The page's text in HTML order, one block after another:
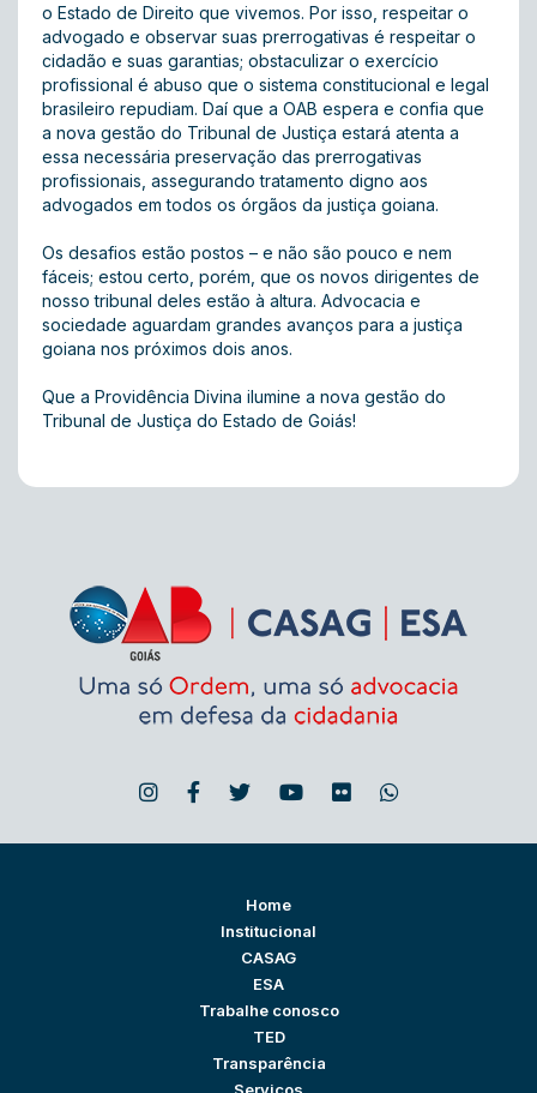
o Estado de Direito que vivemos. Por isso, respeitar o
advogado e observar suas prerrogativas é respeitar o
cidadão e suas garantias; obstaculizar o exercício
profissional é abuso que o sistema constitucional e legal
brasileiro repudiam. Daí que a OAB espera e confia que
a nova gestão do Tribunal de Justiça estará atenta a
essa necessária preservação das prerrogativas
profissionais, assegurando tratamento digno aos
advogados em todos os órgãos da justiça goiana.
Os desafios estão postos – e não são pouco e nem
fáceis; estou certo, porém, que os novos dirigentes de
nosso tribunal deles estão à altura. Advocacia e
sociedade aguardam grandes avanços para a justiça
goiana nos próximos dois anos.
Que a Providência Divina ilumine a nova gestão do
Tribunal de Justiça do Estado de Goiás!
Home
Institucional
CASAG
ESA
Trabalhe conosco
TED
Transparência